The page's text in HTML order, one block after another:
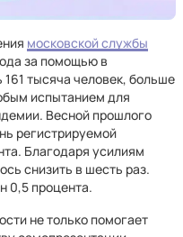
московской службы
за помощью в
тысяча человек, больше
испытанием для
Весной прошлого
регистрируемой
Благодаря усилиям
снизить в шесть раз.
0,5 процента.
не только помогает